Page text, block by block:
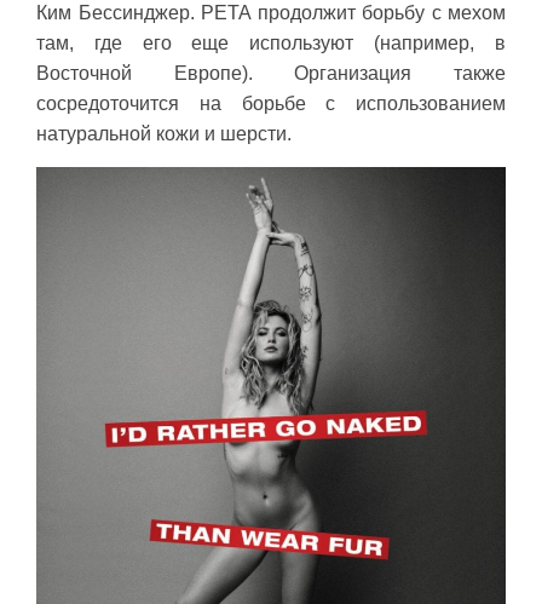
Ким Бессинджер. PETA продолжит борьбу с мехом
там, где его еще используют (например, в
Восточной Европе). Организация также
сосредоточится на борьбе с использованием
натуральной кожи и шерсти.